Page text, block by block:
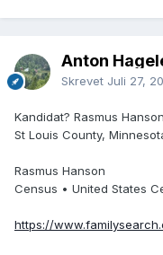
Anton
Skrevet Juli 27,
Kandidat? Rasmus
St Louis County,
Rasmus Hanson
Census • United States
https://